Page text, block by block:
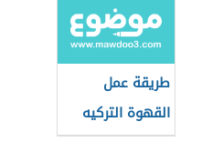
طريقة عمل
القهوة التركيه